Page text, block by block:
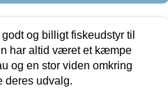
og billigt fiskeudstyr til
har altid været et kæmpe
og en stor viden omkring
deres udvalg.